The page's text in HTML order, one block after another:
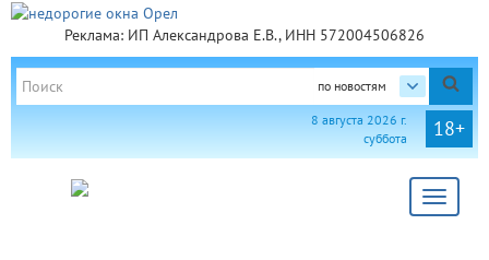
Реклама: ИП Александрова Е.В., ИНН 572004506826
по новостям
18+
8 августа 2026 г.
суббота
Toggle